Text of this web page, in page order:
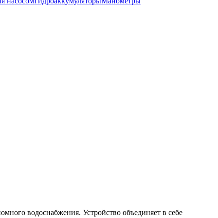
водоснабжения. Устройство объединяет в себе